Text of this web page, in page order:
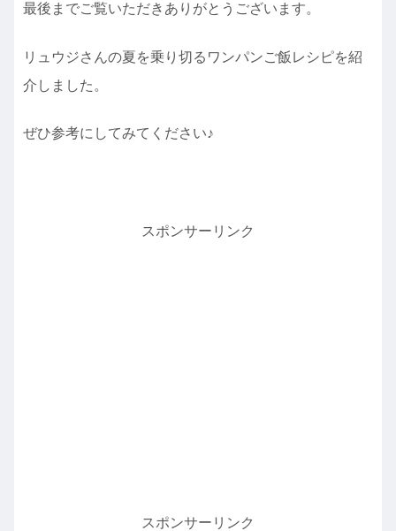
最後までご覧いただきありがとうございます。
リュウジさんの夏を乗り切るワンパンご飯レシピを紹
介しました。
ぜひ参考にしてみてください♪
スポンサーリンク
スポンサーリンク